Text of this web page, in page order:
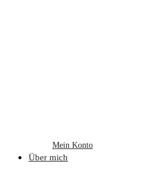
Mein Konto
Über mich